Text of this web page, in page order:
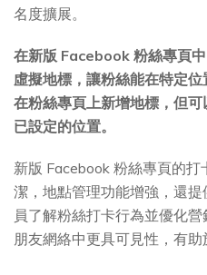
名度擴展。
在新版 Facebook 粉絲專頁
虛擬地標，讓粉絲能在特定
在粉絲專頁上新增地標，但
已設定的位置。
新版 Facebook 粉絲專頁的
潔，地點管理功能增強，還
員了解粉絲打卡行為並優化
朋友網絡中更具可見性，有助